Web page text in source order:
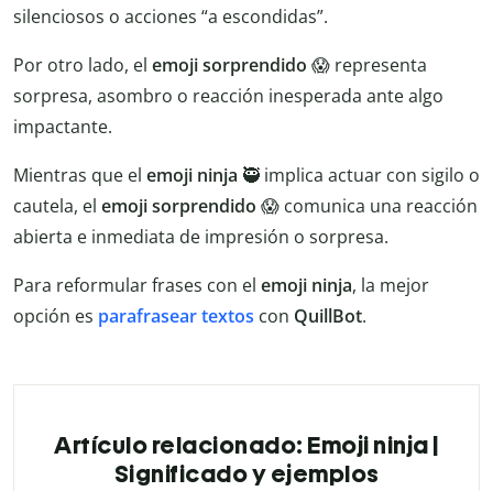
silenciosos o acciones “a escondidas”.
Por otro lado, el emoji sorprendido 😱 representa
sorpresa, asombro o reacción inesperada ante algo
impactante.
Mientras que el emoji ninja 🥷 implica actuar con sigilo o
cautela, el emoji sorprendido 😱 comunica una reacción
abierta e inmediata de impresión o sorpresa.
Para reformular frases con el emoji ninja, la mejor
opción es parafrasear textos con QuillBot.
Artículo relacionado: Emoji ninja |
Significado y ejemplos